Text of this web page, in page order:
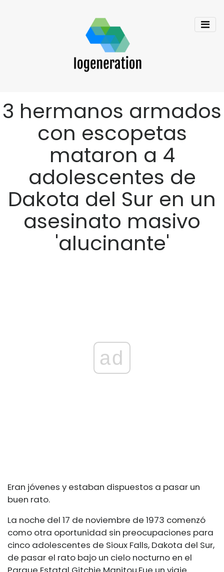
3 hermanos armados
con escopetas
mataron a 4
adolescentes de
Dakota del Sur en un
asesinato masivo
'alucinante'
ad
Eran jóvenes y estaban dispuestos a pasar un
buen rato.
La noche del 17 de noviembre de 1973 comenzó
como otra oportunidad sin preocupaciones para
cinco adolescentes de Sioux Falls, Dakota del Sur,
de pasar el rato bajo un cielo nocturno en el